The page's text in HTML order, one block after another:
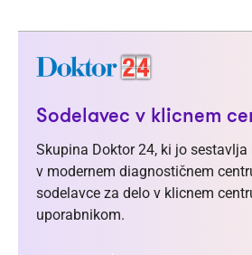
Sodelavec v klicnem
Skupina Doktor 24, ki jo
v modernem diagnostičnem
sodelavce za delo v klicnem
uporabnikom.